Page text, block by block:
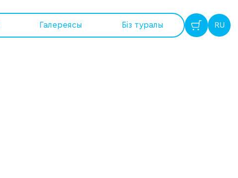
Галереясы Бiз туралы RU